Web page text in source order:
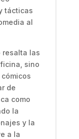
tácticas
al
resalta las
sino
de
como
la
y la
a la